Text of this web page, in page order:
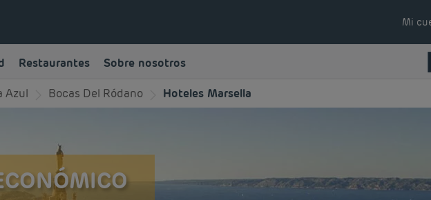
Mi
Restaurantes Sobre nosotros
Azul Bocas Del Ródano Hoteles Marsella